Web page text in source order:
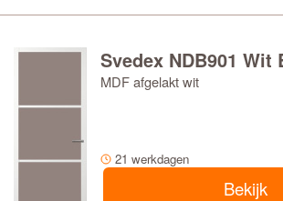
Svedex NDB901 Wit
MDF afgelakt wit
21 werkdagen
Bekijk